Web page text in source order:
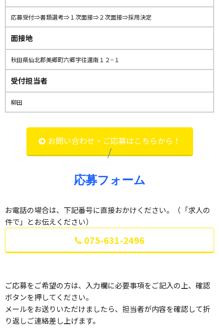
応募受付⇒書類選考⇒１次面接⇒２次面接⇒採用決定
面接地
秋田県仙北郡美郷町六郷字往還南１２−１
受付担当者
柳田
お問い合わせ・ご応募はこちらから！
応募フォーム
お電話の場合は、下記番号に直接おかけください。（「求人の
件で」とお伝えください）
075-631-2496
ご応募をご希望の方は、入力欄に必要事項をご記入の上、確認
ボタンを押してください。
メールをお送りいただけましたら、担当者が内容を確認して折
り返しご連絡差し上げます。